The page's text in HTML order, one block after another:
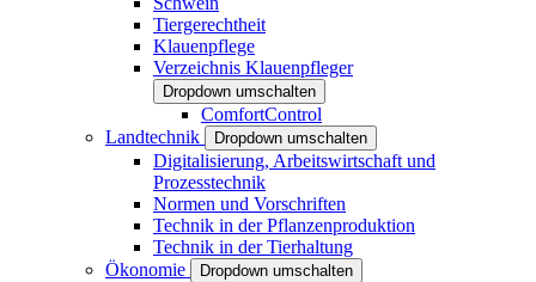
Tiergerechtheit
Klauenpflege
Verzeichnis Klauenpfleger
Dropdown umschalten
ComfortControl
Landtechnik
Dropdown umschalten
Digitalisierung, Arbeitswirtschaft und
Prozesstechnik
Normen und Vorschriften
Technik in der Pflanzenproduktion
Technik in der Tierhaltung
Ökonomie
Dropdown umschalten